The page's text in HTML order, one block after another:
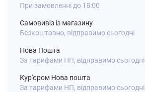
При замовленні до 18:00
Самовивіз із магазину
Безкоштовно, відправимо сьогодні
Нова Пошта
За тарифами НП, відправимо сьогодні
Кур'єром Нова пошта
За тарифами НП, відправимо сьогодні